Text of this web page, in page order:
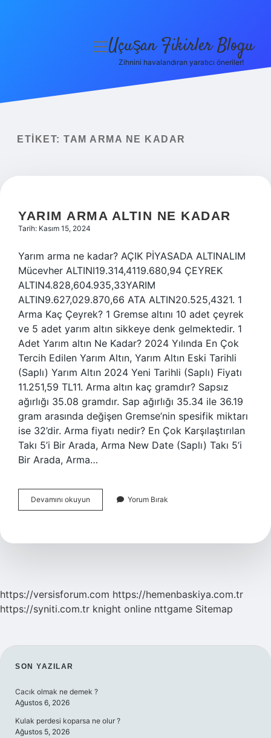
Yasal Uyarı
menüyü
Uçuşan Fikirler Blogu
Zihnini havalandıran yaratıcı öneriler!
ETIKET: TAM ARMA NE KADAR
YARIM ARMA ALTIN NE KADAR
Tarih: Kasım 15, 2024
Yarım arma ne kadar? AÇIK PİYASADA ALTINALIM
Mücevher ALTINI19.314,4119.680,94 ÇEYREK
ALTIN4.828,604.935,33YARIM
ALTIN9.627,029.870,66 ATA ALTIN20.525,4321. 1
Arma Kaç Çeyrek? 1 Gremse altını 10 adet çeyrek
ve 5 adet yarım altın sikkeye denk gelmektedir. 1
Adet Yarım altın Ne Kadar? 2024 Yılında En Çok
Tercih Edilen Yarım Altın, Yarım Altın Eski Tarihli
(Saplı) Yarım Altın 2024 Yeni Tarihli (Saplı) Fiyatı
11.251,59 TL11. Arma altın kaç gramdır? Sapsız
ağırlığı 35.08 gramdır. Sap ağırlığı 35.34 ile 36.19
gram arasında değişen Gremse’nin spesifik miktarı
ise 32’dir. Arma fiyatı nedir? En Çok Karşılaştırılan
Takı 5’i Bir Arada, Arma New Date (Saplı) Takı 5’i
Bir Arada, Arma…
Devamını okuyun
Arma
Kadar
Yorum Bırak
https://versisforum.com https://hemenbaskiya.com.tr
https://syniti.com.tr knight online nttgame Sitemap
SIDEBAR
SON YAZILAR
Cacık olmak ne demek ?
Ağustos 6, 2026
Kulak perdesi koparsa ne olur ?
Ağustos 5, 2026